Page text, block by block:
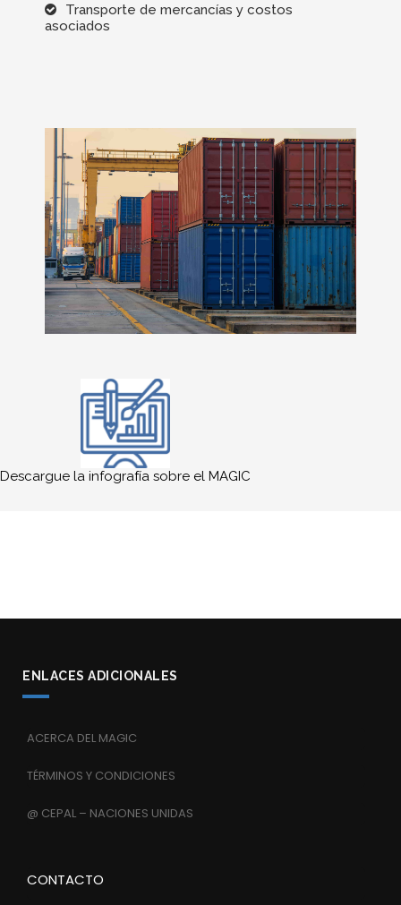
Transporte de mercancías y costos
asociados
Descargue la infografía sobre el MAGIC
ENLACES ADICIONALES